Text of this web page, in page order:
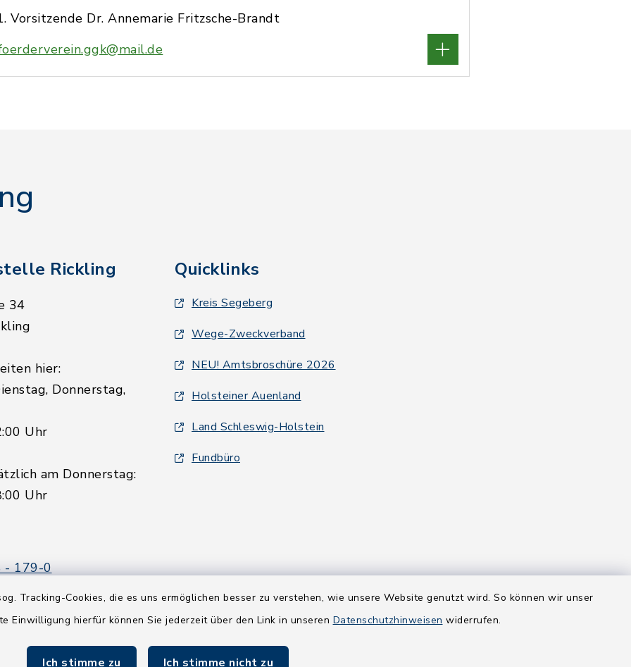
Tracking-Cookies, die es uns ermöglichen besser zu verstehen, wie unsere Website genutzt wird. So können wir unser
Einwilligung hierfür können Sie jederzeit über den Link in unseren Datenschutzhinweisen widerrufen.
Ich stimme zu Ich stimme nicht zu
Vorsitzende Dr. Annemarie Fritzsche-Brandt
Rickling
34
hier:
Donnerstag,
Uhr
am Donnerstag:
Uhr
- 179-0
179-44
boostedt-
Quicklinks
Kreis Segeberg
Wege-Zweckverband
NEU! Amtsbroschüre 2026
Holsteiner Auenland
Land Schleswig-Holstein
Fundbüro